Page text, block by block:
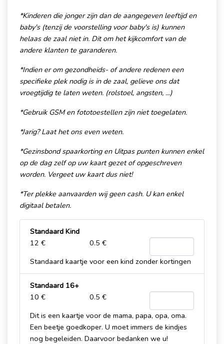
*Kinderen die jonger zijn dan de aangegeven leeftijd en
baby's (tenzij de voorstelling voor baby's is) kunnen
helaas de zaal niet in. Dit om het kijkcomfort van de
andere klanten te garanderen.
*Indien er om gezondheids- of andere redenen een
specifieke plek nodig is in de zaal, gelieve ons dat
vroegtijdig te laten weten. (rolstoel, angsten, ...)
*Gebruik GSM en fototoestellen zijn niet toegelaten.
*Jarig? Laat het ons even weten.
*Gezinsbond spaarkorting en Uitpas punten kunnen enkel
op de dag zelf op uw kaart gezet of opgeschreven
worden. Vergeet uw kaart dus niet!
*Ter plekke aanvaarden wij geen cash. U kan enkel
digitaal betalen.
Standaard Kind
12 €
0.5 €
Standaard kaartje voor een kind zonder kortingen
Standaard 16+
10 €
0.5 €
Dit is een kaartje voor de mama, papa, opa, oma.
Een beetje goedkoper. U moet immers de kindjes
nog begeleiden. Daarvoor bedanken we u!